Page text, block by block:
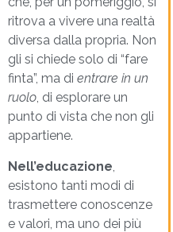
ritrova a vivere una realtà
diversa dalla propria. Non
gli si chiede solo di “fare
finta”, ma di entrare in un
ruolo, di esplorare un
punto di vista che non gli
appartiene.
Nell’educazione
esistono tanti modi di
trasmettere conoscenze
e valori, ma uno dei più